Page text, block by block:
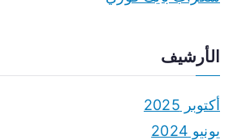
الأرشيف
أكتوبر 2025
يونيو 2024